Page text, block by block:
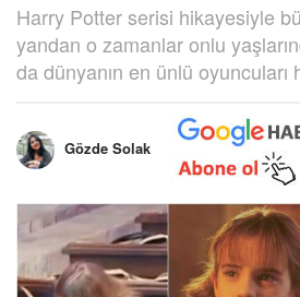
Harry Potter serisi hikayesiyle
yandan o zamanlar onlu
da dünyanın en ünlü oyuncuları
Gözde Solak